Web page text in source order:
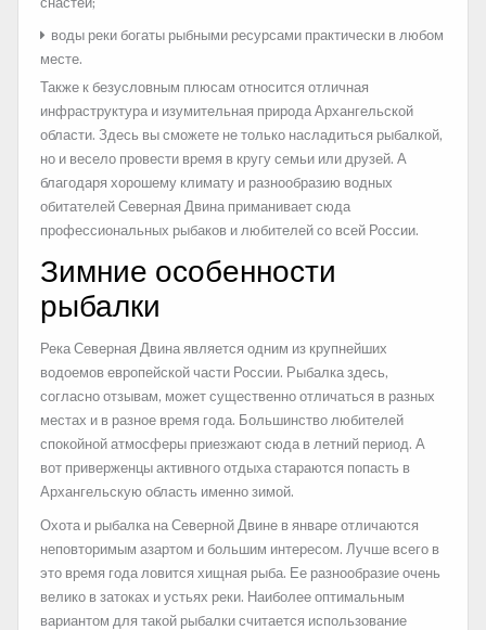
воды реки богаты рыбными ресурсами практически в любом
месте.
Также к безусловным плюсам относится отличная
инфраструктура и изумительная природа Архангельской
области. Здесь вы сможете не только насладиться рыбалкой,
но и весело провести время в кругу семьи или друзей. А
благодаря хорошему климату и разнообразию водных
обитателей Северная Двина приманивает сюда
профессиональных рыбаков и любителей со всей России.
Зимние особенности
рыбалки
Река Северная Двина является одним из крупнейших
водоемов европейской части России. Рыбалка здесь,
согласно отзывам, может существенно отличаться в разных
местах и в разное время года. Большинство любителей
спокойной атмосферы приезжают сюда в летний период. А
вот приверженцы активного отдыха стараются попасть в
Архангельскую область именно зимой.
Охота и рыбалка на Северной Двине в январе отличаются
неповторимым азартом и большим интересом. Лучше всего в
это время года ловится хищная рыба. Ее разнообразие очень
велико в затоках и устьях реки. Наиболее оптимальным
вариантом для такой рыбалки считается использование